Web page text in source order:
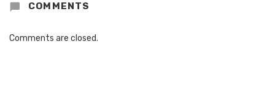
COMMENTS
Comments are closed.